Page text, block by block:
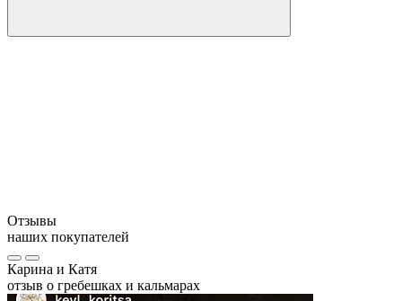
Отзывы
наших покупателей
Карина и Катя
отзыв о гребешках и кальмарах